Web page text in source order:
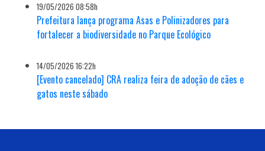
19/05/2026 08:58h
Prefeitura lança programa Asas e Polinizadores para
fortalecer a biodiversidade no Parque Ecológico
14/05/2026 16:22h
[Evento cancelado] CRA realiza feira de adoção de cães e
gatos neste sábado